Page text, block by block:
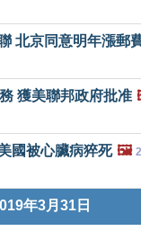
北京同意明年漲郵
獲美聯邦政府批准
國被心臟病猝死 🖼️
年3月31日